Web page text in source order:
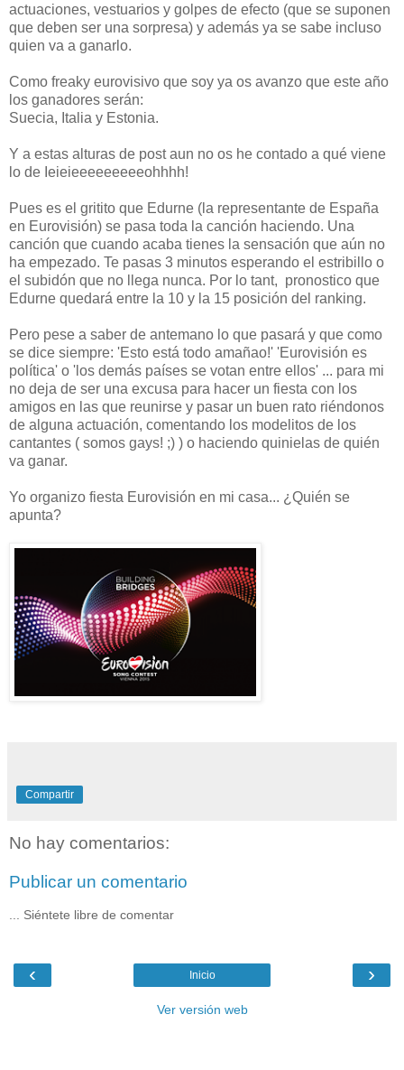
actuaciones, vestuarios y golpes de efecto (que se suponen
que deben ser una sorpresa) y además ya se sabe incluso
quien va a ganarlo.
Como freaky eurovisivo que soy ya os avanzo que este año
los ganadores serán:
Suecia, Italia y Estonia.
Y a estas alturas de post aun no os he contado a qué viene
lo de Ieieieeeeeeeeeohhhh!
Pues es el gritito que Edurne (la representante de España
en Eurovisión) se pasa toda la canción haciendo. Una
canción que cuando acaba tienes la sensación que aún no
ha empezado. Te pasas 3 minutos esperando el estribillo o
el subidón que no llega nunca. Por lo tant, pronostico que
Edurne quedará entre la 10 y la 15 posición del ranking.
Pero pese a saber de antemano lo que pasará y que como
se dice siempre: 'Esto está todo amañao!' 'Eurovisión es
política' o 'los demás países se votan entre ellos' ... para mi
no deja de ser una excusa para hacer un fiesta con los
amigos en las que reunirse y pasar un buen rato riéndonos
de alguna actuación, comentando los modelitos de los
cantantes ( somos gays! ;) ) o haciendo quinielas de quién
va ganar.
Yo organizo fiesta Eurovisión en mi casa... ¿Quién se
apunta?
Compartir
No hay comentarios:
Publicar un comentario
... Siéntete libre de comentar
‹ ›
Inicio
Ver versión web